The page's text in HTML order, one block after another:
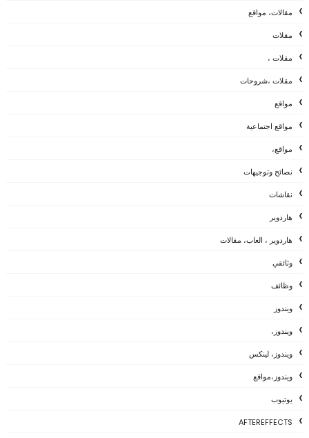
مقالات، مواقع
مقلات
مقلات ،
مقلات ،شروحات
مواقع
مواقع اجتماعية
مواقع،
نصائح وتوجيهات
نقاشات
هاردوير
هاردوير ، العاب، مقالات
وثائقي
وظائف
ويندوز
ويندوز،
ويندوز، لينكس
ويندوز،مواقع
يوتيوب
AFTEREFFECTS